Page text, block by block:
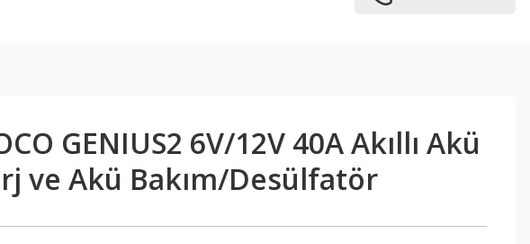
GENIUS2 6V/12V 40A Akıllı Akü
ve Akü Bakım/Desülfatör